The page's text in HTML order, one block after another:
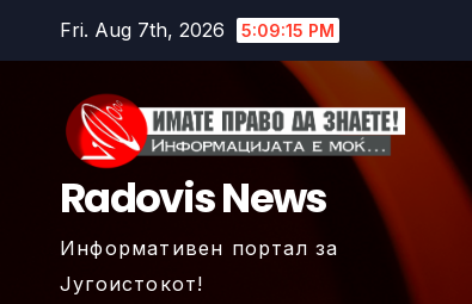
Fri. Aug 7th, 2026 5:09:17 PM
Radovis News
Информативен портал за
Југоистокот!